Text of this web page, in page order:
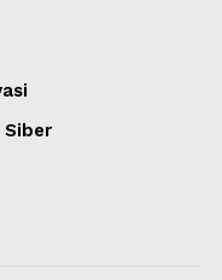
Siber